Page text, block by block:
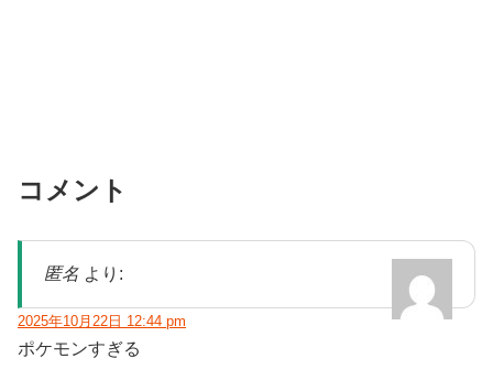
コメント
匿名 より:
2025年10月22日 12:44 pm
ポケモンすぎる